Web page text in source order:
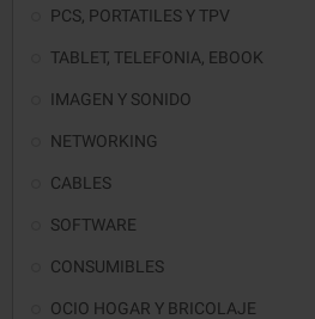
PCS, PORTATILES Y TPV
TABLET, TELEFONIA, EBOOK
IMAGEN Y SONIDO
NETWORKING
CABLES
SOFTWARE
CONSUMIBLES
OCIO HOGAR Y BRICOLAJE